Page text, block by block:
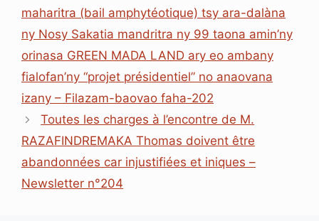
maharitra (bail amphytéotique) tsy ara-dalàna
ny Nosy Sakatia mandritra ny 99 taona amin’ny
orinasa GREEN MADA LAND ary eo ambany
fialofan’ny “projet présidentiel” no anaovana
izany – Filazam-baovao faha-202
Toutes les charges à l’encontre de M.
RAZAFINDREMAKA Thomas doivent être
abandonnées car injustifiées et iniques –
Newsletter n°204